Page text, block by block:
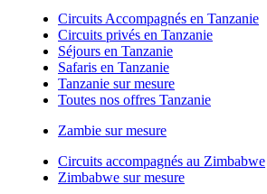
Circuits Accompagnés en Tanzanie
Circuits privés en Tanzanie
Séjours en Tanzanie
Safaris en Tanzanie
Tanzanie sur mesure
Toutes nos offres Tanzanie
Zambie sur mesure
Circuits accompagnés au Zimbabwe
Zimbabwe sur mesure